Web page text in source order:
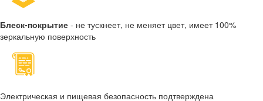
Блеск-покрытие - не тускнеет, не меняет цвет, имеет 100%
зеркальную поверхность
Электрическая и пищевая безопасность подтверждена